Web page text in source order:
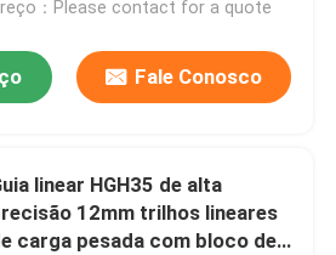
：Please contact for a quote
Fale Conosco
linear HGH35 de alta
12mm trilhos lineares
carga pesada com bloco de